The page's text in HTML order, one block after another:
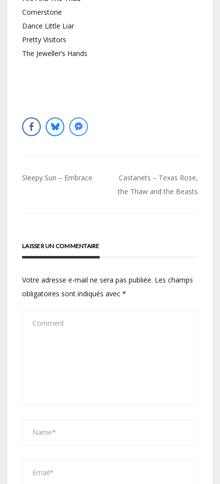
Cornerstone
Dance Little Liar
Pretty Visitors
The Jeweller’s Hands
Navigation
Sleepy Sun – Embrace
Castanets – Texas Rose,
the Thaw and the Beasts
LAISSER UN COMMENTAIRE
Votre adresse e-mail ne sera pas publiée. Les champs
obligatoires sont indiqués avec *